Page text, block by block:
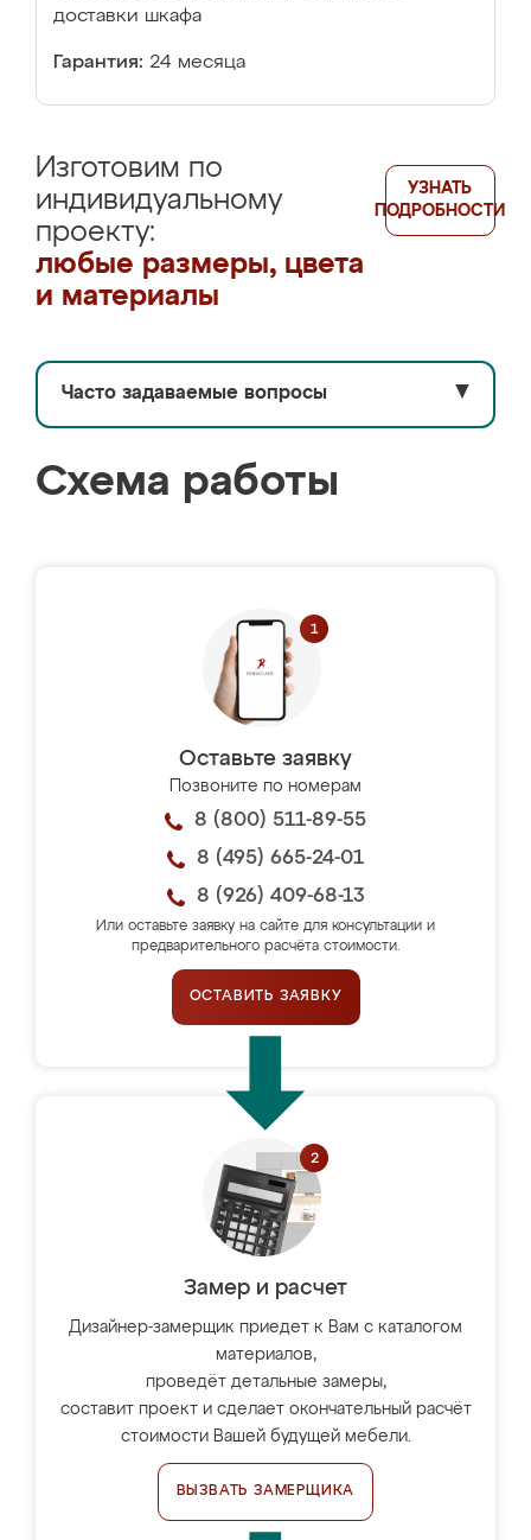
доставки шкафа
Гарантия: 24 месяца
Изготовим по
индивидуальному
проекту:
любые размеры, цвета
и материалы
УЗНАТЬ
ПОДРОБНОСТИ
Часто задаваемые вопросы ▼
Схема работы
Оставьте заявку
Позвоните по номерам
8 (800) 511-89-55
8 (495) 665-24-01
8 (926) 409-68-13
Или оставьте заявку на сайте для консультации и
предварительного расчёта стоимости.
ОСТАВИТЬ ЗАЯВКУ
Замер и расчет
Дизайнер-замерщик приедет к Вам с каталогом
материалов,
проведёт детальные замеры,
составит проект и сделает окончательный расчёт
стоимости Вашей будущей мебели.
ВЫЗВАТЬ ЗАМЕРЩИКА